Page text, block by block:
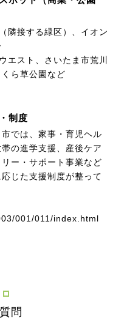
隣接する緑区）、イオン
エスト、さいたま市荒川
ら草公園など
制度
では、家事・育児ヘル
の進学支援、産後ケア
ー・サポート事業など
じた支援制度が整って
001/011/index.html
問